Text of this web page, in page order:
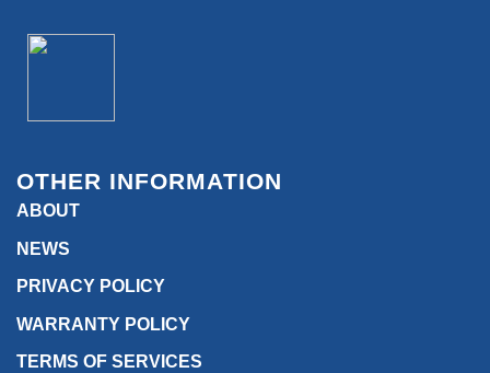
OTHER INFORMATION
ABOUT
NEWS
PRIVACY POLICY
WARRANTY POLICY
TERMS OF SERVICES